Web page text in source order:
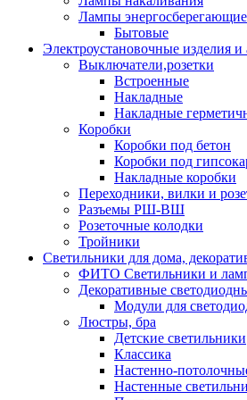
Лампы энергосберегающие
Бытовые
Электроустановочные изделия и
Выключатели,розетки
Встроенные
Накладные
Накладные
Коробки
Коробки под бетон
Коробки под
Накладные коробки
Переходники, вилки и
Разъемы РШ-ВШ
Розеточные колодки
Тройники
Светильники для дома,
ФИТО Светильники и
Декоративные
Модули для
Люстры, бра
Детские светильники
Классика
Настенно-
Настенные